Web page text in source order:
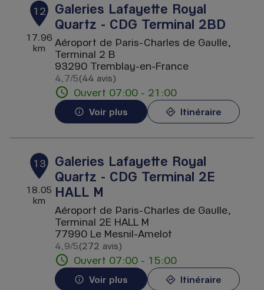
12
17.96
km
Galeries Lafayette Royal
Quartz - CDG Terminal 2BD
Aéroport de Paris-Charles de Gaulle,
Terminal 2 B
93290 Tremblay-en-France
4,7/5 Note de 4.7 sur 5
(44 avis)
Ouvert 07:00 - 21:00
Voir plus Itinéraire
13
18.05
km
Galeries Lafayette Royal
Quartz - CDG Terminal 2E
HALL M
Aéroport de Paris-Charles de Gaulle,
Terminal 2E HALL M
77990 Le Mesnil-Amelot
4,9/5 Note de 4.9 sur 5
(272 avis)
Ouvert 07:00 - 15:00
Voir plus Itinéraire